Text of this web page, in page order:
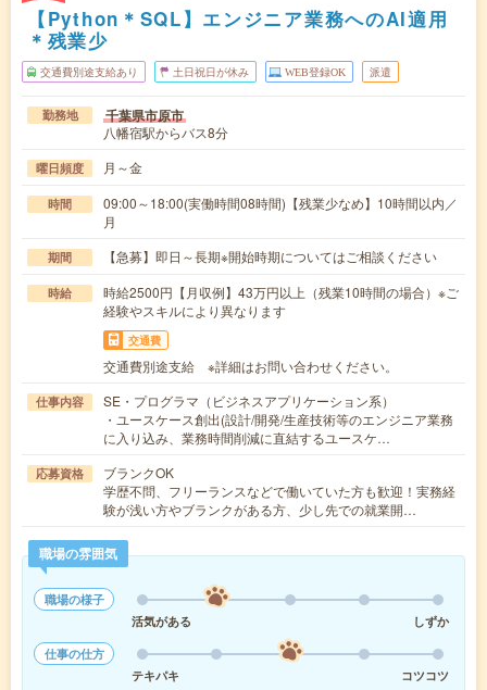
【Python＊SQL】エンジニア業務へのAI適用
＊残業少
交通費別途支給あり 土日祝日が休み WEB登録OK 派遣
勤務地 千葉県市原市
八幡宿駅からバス8分
曜日頻度 月～金
時間
09:00～18:00(実働時間08時間)【残業少なめ】10時間以内／
月
期間 【急募】即日～長期※開始時期についてはご相談ください
時給
時給2500円【月収例】43万円以上（残業10時間の場合）※ご
経験やスキルにより異なります
交通費
交通費別途支給 ※詳細はお問い合わせください。
仕事内容
SE・プログラマ（ビジネスアプリケーション系）
・ユースケース創出(設計/開発/生産技術等のエンジニア業務
に入り込み、業務時間削減に直結するユースケ…
応募資格
ブランクOK
学歴不問、フリーランスなどで働いていた方も歓迎！実務経
験が浅い方やブランクがある方、少し先での就業開…
職場の雰囲気
職場の様子
活気がある
しずか
仕事の仕方
テキパキ
コツコツ